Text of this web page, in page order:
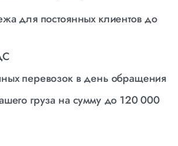
для постоянных клиентов до
перевозок в день обращения
груза на сумму до 120 000